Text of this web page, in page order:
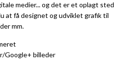
medier... og det er et oplagt sted
at få designet og udviklet grafik til
mm.
Google+ billeder